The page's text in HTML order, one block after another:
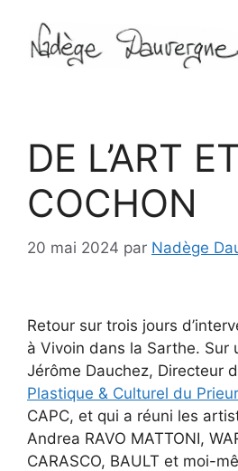
contenu
DE L’ART
COCHON
20 mai 2024 par Nadège
Retour sur trois jours
à Vivoin dans la Sarthe. Sur
Jérôme Dauchez, Directeur
Plastique & Culturel du
CAPC, et qui a réuni les
Andrea RAVO MATTONI,
CARASCO, BAULT et moi-